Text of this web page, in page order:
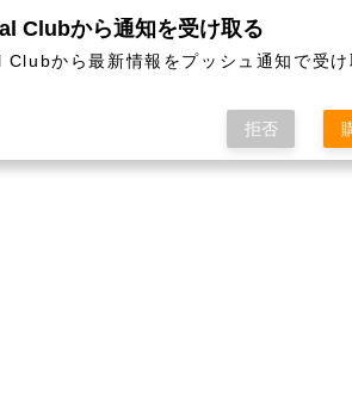
Clubから通知を受け取る
から最新情報をプッシュ通知で受け
拒否